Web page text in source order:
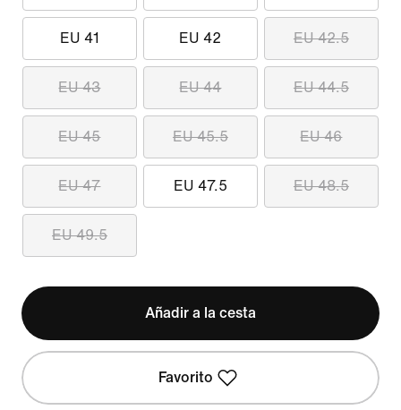
EU 41 EU 42 EU 42.5
EU 43 EU 44 EU 44.5
EU 45 EU 45.5 EU 46
EU 47 EU 47.5 EU 48.5
EU 49.5
Añadir a la cesta
Favorito